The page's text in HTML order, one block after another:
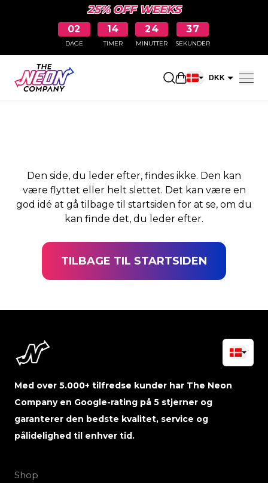
25% OFF WEEKS
02
DAGE
14
TIMER
24
MINUTTER
36
SEKUNDER
Åbn DKK
SIDEN BLEV IKKE
Den side, du leder efter, findes ikke. Den kan
være flyttet eller helt slettet. Det kan være en
god idé at gå tilbage til startsiden for at se, om du
kan finde det, du leder efter.
TILBAGE TIL STARTSIDEN
Med over 5.000+ tilfredse kunder har The Neon
Company en Google-rating på 5 stjerner og
garanterer den bedste kvalitet, service og
pålidelighed til enhver tid.
Shop